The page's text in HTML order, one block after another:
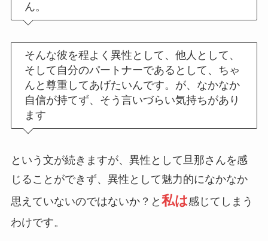
ん。
そんな彼を程よく異性として、他人として、
そして自分のパートナーであるとして、ちゃ
んと尊重してあげたいんです。が、なかなか
自信が持てず、そう言いづらい気持ちがあり
ます
という文が続きますが、異性として旦那さんを感
じることができず、異性として魅力的になかなか
思えていないのではないか？と 私は感じてしまう
わけです。